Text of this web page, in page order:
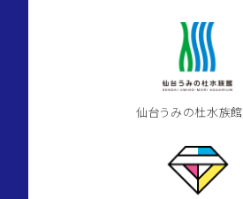
仙台うみの杜水族館